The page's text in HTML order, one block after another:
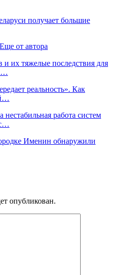
получает большие
Еще от автора
их тяжелые последствия для
реальность». Как
работа систем
Именин обнаружили
опубликован.